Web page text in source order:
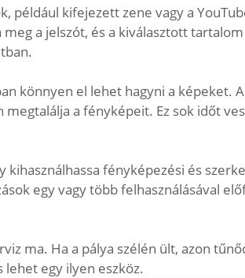
például kifejezett zene vagy a
a jelszót, és a kiválasztott
könnyen el lehet hagyni a képeket.
a fényképeit. Ez sok időt
fényképezési és
egy vagy több felhasználásával
ma. Ha a pálya szélén ült, azon
egy ilyen eszköz.